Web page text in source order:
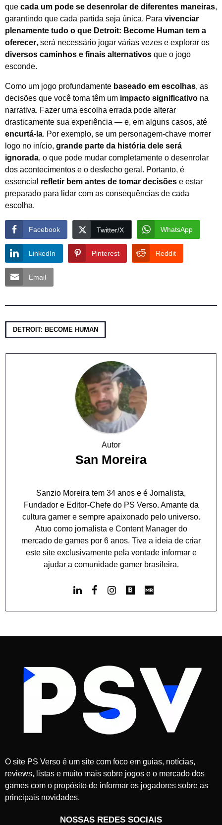
que cada um pode se desenrolar de diferentes maneiras,
garantindo que cada partida seja única. Para vivenciar
plenamente tudo o que Detroit: Become Human tem a
oferecer, será necessário jogar várias vezes e explorar os
diversos caminhos e finais alternativos que o jogo
esconde.
Como um jogo profundamente baseado em escolhas, as
decisões que você toma têm um impacto significativo na
narrativa. Fazer uma escolha errada pode alterar
drasticamente sua experiência — e, em alguns casos, até
encurtá-la. Por exemplo, se um personagem-chave morrer
logo no início, grande parte da história dele será
ignorada, o que pode mudar completamente o desenrolar
dos acontecimentos e o desfecho geral. Portanto, é
essencial refletir bem antes de tomar decisões e estar
preparado para lidar com as consequências de cada
escolha.
Facebook Twitter/X WhatsApp
LinkedIn Pinterest Reddit
Email
DETROIT: BECOME HUMAN
Autor
San Moreira
Sanzio Moreira tem 34 anos e é Jornalista,
Fundador e Editor-Chefe do PS Verso. Amante da
cultura gamer e sempre apaixonado pelo universo.
Atuo como jornalista e Content Manager do
mercado de games por 6 anos. Tive a ideia de criar
este site exclusivamente pela vontade informar e
ajudar a comunidade gamer brasileira.
O site PS Verso é um site com foco em guias, notícias,
reviews, listas e muito mais sobre jogos e o mercado dos
games com o propósito de informar os jogadores sobre as
principais novidades.
NOSSAS REDES SOCIAIS